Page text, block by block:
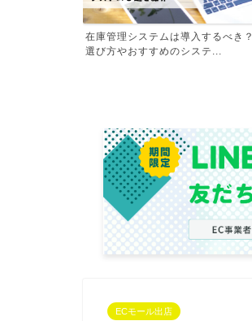
在庫管理システムは導入するべき？
選び方やおすすめのシステ...
ECモール出店